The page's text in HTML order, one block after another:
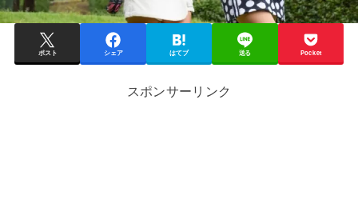
ポスト シェア はてブ 送る Pocket
スポンサーリンク